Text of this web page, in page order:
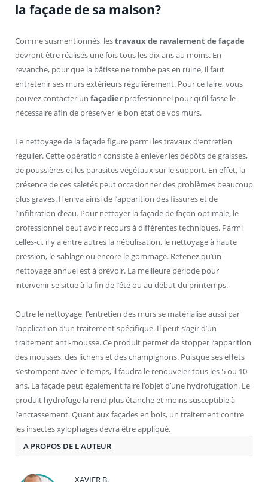
la façade de sa maison?
Comme susmentionnés, lestravaux de ravalement de façade
devront être réalisés une fois tous les dix ans au moins. En
revanche, pour que la bâtisse ne tombe pas en ruine, il faut
entretenir ses murs extérieurs régulièrement. Pour ce faire, vous
pouvez contacter un façadier professionnel pour qu’il fasse le
nécessaire afin de préserver le bon état de vos murs.
Le nettoyage de la façade figure parmi les travaux d’entretien
régulier. Cette opération consiste à enlever les dépôts de graisses,
de poussières et les parasites végétaux sur le support. En effet, la
présence de ces saletés peut occasionner des problèmes beaucoup
plus graves. Il en va ainsi de l’apparition des fissures et de
l’infiltration d’eau. Pour nettoyer la façade de façon optimale, le
professionnel peut avoir recours à différentes techniques. Parmi
celles-ci, il y a entre autres la nébulisation, le nettoyage à haute
pression, le sablage ou encore le gommage. Retenez qu’un
nettoyage annuel est à prévoir. La meilleure période pour
intervenir se situe à la fin de l’été ou au début du printemps.
Outre le nettoyage, l’entretien des murs se matérialise aussi par
l’application d’un traitement spécifique. Il peut s’agir d’un
traitement anti-mousse. Ce produit permet de stopper l’apparition
des mousses, des lichens et des champignons. Puisque ses effets
s’estompent avec le temps, il faudra le renouveler tous les 5 ou 10
ans. La façade peut également faire l’objet d’une hydrofugation. Le
produit hydrofuge la rend plus étanche et moins susceptible à
l’encrassement. Quant aux façades en bois, un traitement contre
les insectes xylophages devra être appliqué.
A PROPOS DE L'AUTEUR
XAVIER B.